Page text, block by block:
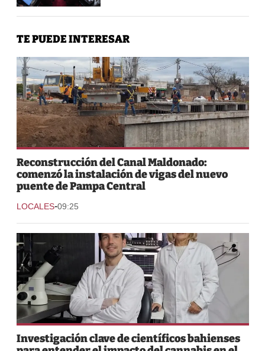
TE PUEDE INTERESAR
Reconstrucción del Canal Maldonado:
comenzó la instalación de vigas del nuevo
puente de Pampa Central
LOCALES-09:25
Investigación clave de científicos bahienses